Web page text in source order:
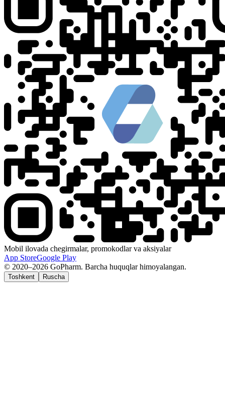
Mobil ilovada chegirmalar, promokodlar va aksiyalar
App StoreGoogle Play
© 2020–2026 GoPharm. Barcha huquqlar himoyalangan.
Toshkent Ruscha